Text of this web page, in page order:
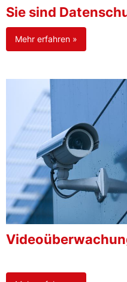
Sie sind
Mehr erfahren »